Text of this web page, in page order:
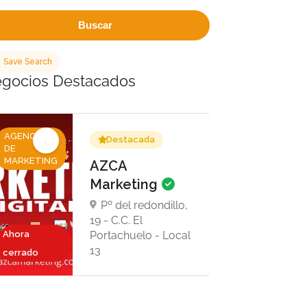
Buscar
Save Search
Destacados
Ahora
cerrado
AGENCIAS
DE
MARKETING
Destacada
AZCA
Marketing
Pº del redondillo,
19 - C.C. El
Portachuelo - Local
13